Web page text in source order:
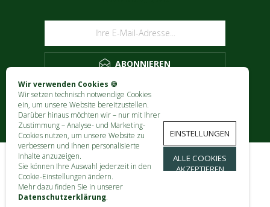
Wir verwenden Cookies 🍪
Wir setzen technisch notwendige Cookies
ein, um unsere Website bereitzustellen.
Darüber hinaus möchten wir – nur mit Ihrer
Zustimmung – Analyse- und Marketing-
Cookies nutzen, um unsere Website zu
verbessern und Ihnen personalisierte
Inhalte anzuzeigen.
Sie können Ihre Auswahl jederzeit in den
Cookie-Einstellungen ändern.
Mehr dazu finden Sie in unserer
Datenschutzerklärung.
EINSTELLUNGEN
ALLE COOKIES
AKZEPTIEREN
ABONNIEREN
KONTAKT
INFORMATIONEN